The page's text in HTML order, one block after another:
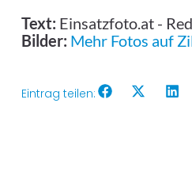
Text: Einsatzfoto.at -
Bilder: Mehr Fotos auf
Eintrag teilen: